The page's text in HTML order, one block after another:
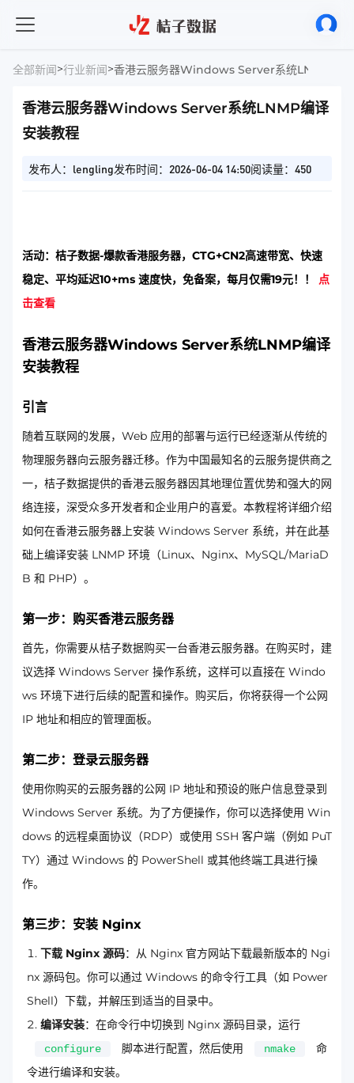
全部新闻>行业新闻>香港云服务器Windows Server系统LNMP编译
香港云服务器Windows Server系统LNMP编译
安装教程
发布人：lengling发布时间：2026-06-04 14:50阅读量：450
活动：桔子数据-爆款香港服务器，CTG+CN2高速带宽、快速
稳定、平均延迟10+ms 速度快，免备案，每月仅需19元！！ 点
击查看
香港云服务器Windows Server系统LNMP编译
安装教程
引言
随着互联网的发展，Web 应用的部署与运行已经逐渐从传统的
物理服务器向云服务器迁移。作为中国最知名的云服务提供商之
一，桔子数据提供的香港云服务器因其地理位置优势和强大的网
络连接，深受众多开发者和企业用户的喜爱。本教程将详细介绍
如何在香港云服务器上安装 Windows Server 系统，并在此基
础上编译安装 LNMP 环境（Linux、Nginx、MySQL/MariaD
B 和 PHP）。
第一步：购买香港云服务器
首先，你需要从桔子数据购买一台香港云服务器。在购买时，建
议选择 Windows Server 操作系统，这样可以直接在 Windo
ws 环境下进行后续的配置和操作。购买后，你将获得一个公网
IP 地址和相应的管理面板。
第二步：登录云服务器
使用你购买的云服务器的公网 IP 地址和预设的账户信息登录到
Windows Server 系统。为了方便操作，你可以选择使用 Win
dows 的远程桌面协议（RDP）或使用 SSH 客户端（例如 PuT
TY）通过 Windows 的 PowerShell 或其他终端工具进行操
作。
第三步：安装 Nginx
下载 Nginx 源码：从 Nginx 官方网站下载最新版本的 Ngi
nx 源码包。你可以通过 Windows 的命令行工具（如 Power
Shell）下载，并解压到适当的目录中。
编译安装：在命令行中切换到 Nginx 源码目录，运行
configure 脚本进行配置，然后使用 nmake
命
令进行编译和安装。